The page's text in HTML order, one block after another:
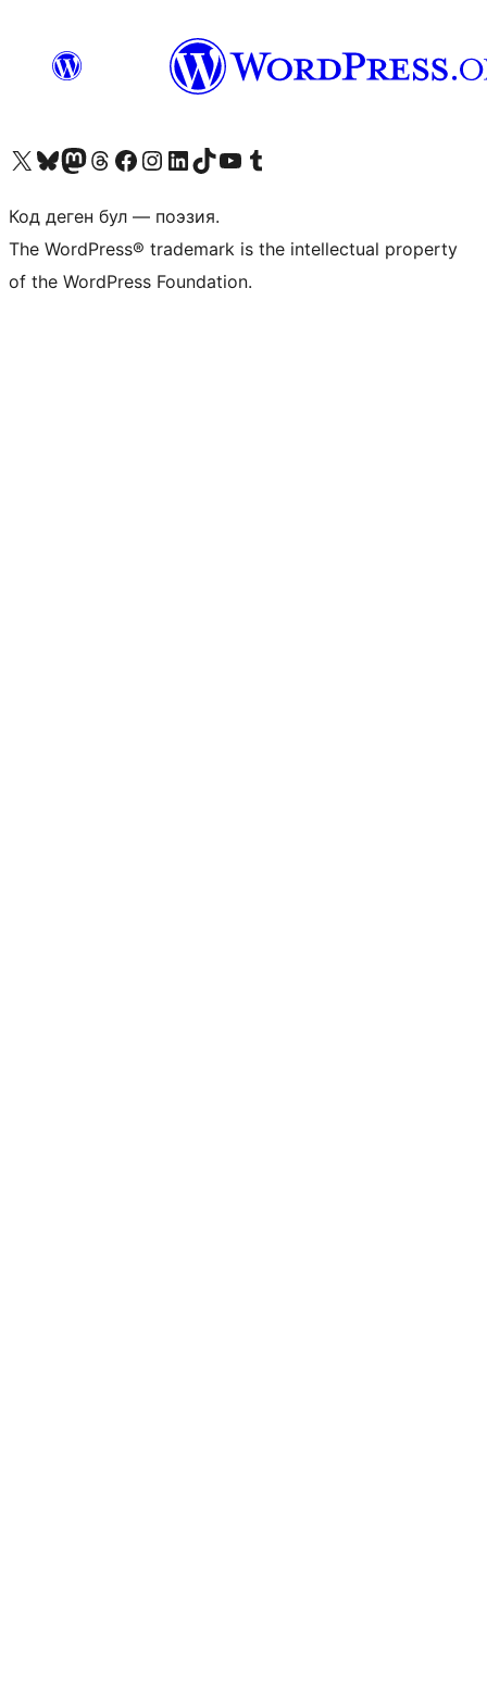
Visit our X (formerly Twitter) account
Visit our Bluesky account
Биздин Mastodon түрмөгүбүзгө баш багыңыз
Visit our Threads account
Биздин Facebook баракчабызга кириңиз
Биздин Instagram баракчабызга баш багыңыз
Биздин LinkedIn баракчабызга баш багыңыз
Visit our TikTok account
Visit our YouTube channel
Visit our Tumblr account
Код деген бул — поэзия.
The WordPress® trademark is the intellectual property
of the WordPress Foundation.